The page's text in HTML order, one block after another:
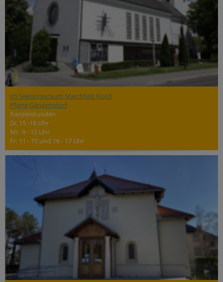
im Seelsorgeraum Marchfeld Nord
Pfarre Gänserndorf
Kanzleistunden
Di: 15 -18 Uhr
Mi: 9 - 12 Uhr
Fr: 11 - 15 und 16 - 17 Uhr